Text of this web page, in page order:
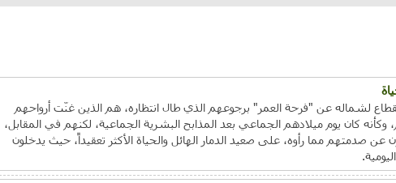
لشماله عن "فرحة العمر" برجوعهم الذي طال انتظاره، هم الذين غنّت أرواحهم
كان يوم ميلادهم الجماعي بعد المذابح البشرية الجماعية، لكنهم في المقابل،
صدمتهم مما رأوه، على صعيد الدمار الهائل والحياة الأكثر تعقيداً، حيث يدخلون